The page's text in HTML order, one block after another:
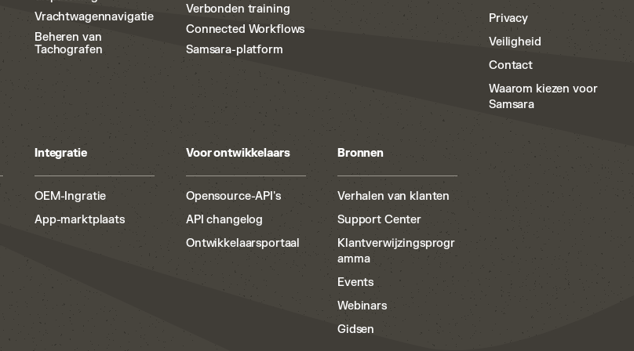
Vrachtwagennavigatie
Beheren van
Tachografen
Verbonden training
Connected Workflows
Samsara-platform
Privacy
Veiligheid
Contact
Waarom kiezen voor
Samsara
Integratie
OEM-Ingratie
App-marktplaats
Voor ontwikkelaars
Opensource-API's
API changelog
Ontwikkelaarsportaal
Bronnen
Verhalen van klanten
Support Center
Klantverwijzingsprogr
amma
Events
Webinars
Gidsen